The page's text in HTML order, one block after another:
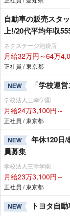
自動車の販売スタ
上!/20代平均年収
ネクステージ池袋店
月給32万円～64万
正社員 / 東京都
NEW 「学校運
学校法人三幸学園
月給24万3,100円～
正社員 / 東京都
NEW
年休120日
員募集
学校法人三幸学園
月給23万3,100円～
正社員 / 東京都
NEW トヨタ自